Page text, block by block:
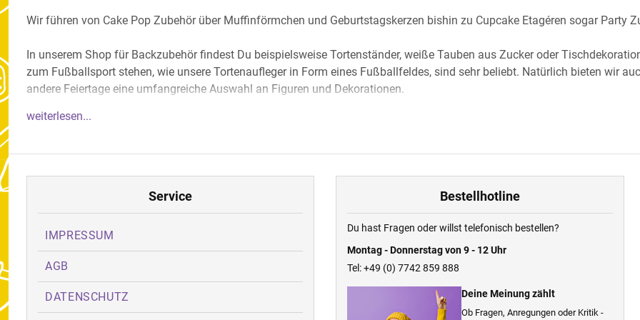
Wir führen von Cake Pop Zubehör über Muffinförmchen und Geburtstagskerzen bishin zu Cupcake Etagéren sogar Party
In unserem Shop für Backzubehör findest Du beispielsweise Tortenständer, weiße Tauben aus Zucker oder
zum Fußballsport stehen, wie unsere Tortenaufleger in Form eines Fußballfeldes, sind sehr beliebt. Natürlich bieten wir
andere Feiertage eine umfangreiche Auswahl an Figuren und Dekorationen.
Schau doch einmal auf unserem Blog vorbei. Dort berichten wir immer wieder über unsere Kunden und deren Ideen mit
Torten- und Zuckerdekore werden des Öfteren auch für künstlerische Objekte verwendet. Zum Beispiel vergoldete ein
soll allerdings keinesfalls heißen, dass nur Profis in unserem Shop mit Tortenzubehör kaufen. Den unserer Kunden sind
also sicher, dass man nicht unbedingt ein Experte sein muss um mit unseren Produkten zurecht zu kommen. Gerne helfen
Wir legen hohen Wert darauf, dass unsere Artikel mehr als nur den gesetzlichen Anforderungen entsprechen. Alle unsere
geprüft. Auch sind bei jedem Produkt sämtliche Inhalts- und Zusatzstoffe, sowie Allergene aufgeführt. Unser Versprechen
haben eine überaus große Auswahl. Bei uns findest Du wirklich für jeden Zweck und Anlass die richtige Tortendeko in
weiterlesen...
Service
IMPRESSUM
AGB
DATENSCHUTZ
Bestellhotline
Du hast Fragen oder willst telefonisch bestellen?
Montag - Donnerstag von 9 - 12 Uhr
Tel: +49 (0) 7742 859 888
Deine Meinung zählt
Ob Fragen, Anregungen oder Kritik -